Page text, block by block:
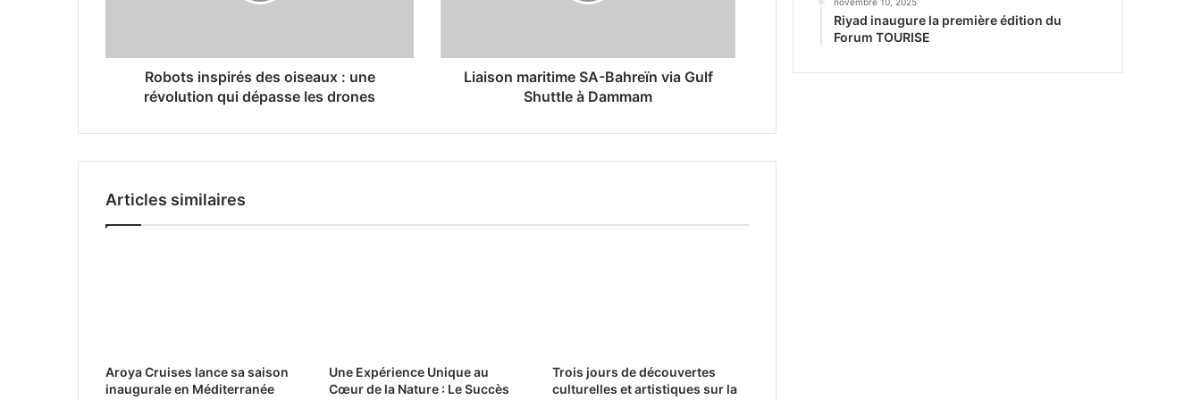
s
é
s
o
u
n
Robots inspirés des oiseaux : une
révolution qui dépasse les drones
a
i
-
v
i
Liaison maritime SA-Bahreïn via Gulf
Shuttle à Dammam
Articles similaires
Aroya Cruises lance sa saison
inaugurale en Méditerranée
Une Expérience Unique au
Cœur de la Nature : Le Succès
Trois jours de découvertes
culturelles et artistiques sur la
Riyad inaugure la première édition du
Forum TOURISE